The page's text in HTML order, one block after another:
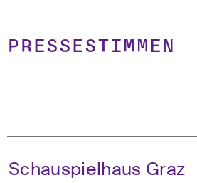
Pressestimmen
Schauspielhaus Graz